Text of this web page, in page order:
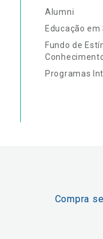
Alumni
Educação em
Fundo de
Programas
Compra